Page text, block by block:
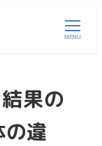
MENU
果の
違